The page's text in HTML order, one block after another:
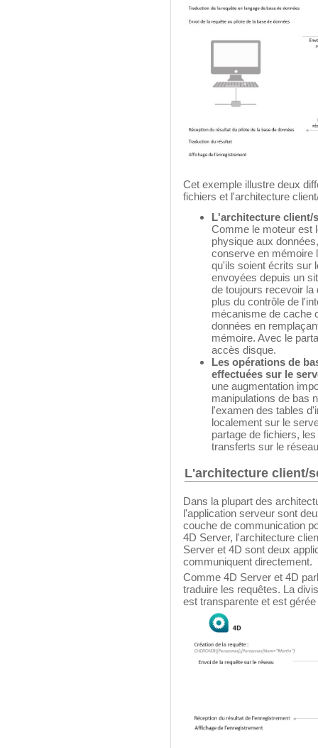
Cet exemple illustre deux
fichiers et l'architecture
L'architecture
Comme le moteur est
physique aux
conserve en mémoire
qu'ils soient écrits sur
envoyées depuis un
de toujours recevoir la
plus du contrôle de
mécanisme de cache
données en
mémoire. Avec le
accès disque.
Les opérations de
effectuées sur le
une augmentation
manipulations de bas
l'examen des tables
localement sur le
partage de fichiers,
transferts sur le
L'architecture client/
Dans la plupart des
l'application serveur sont
couche de communication
4D Server, l'architecture
Server et 4D sont deux
communiquent directement.
Comme 4D Server et 4D
traduire les requêtes. La
est transparente et est